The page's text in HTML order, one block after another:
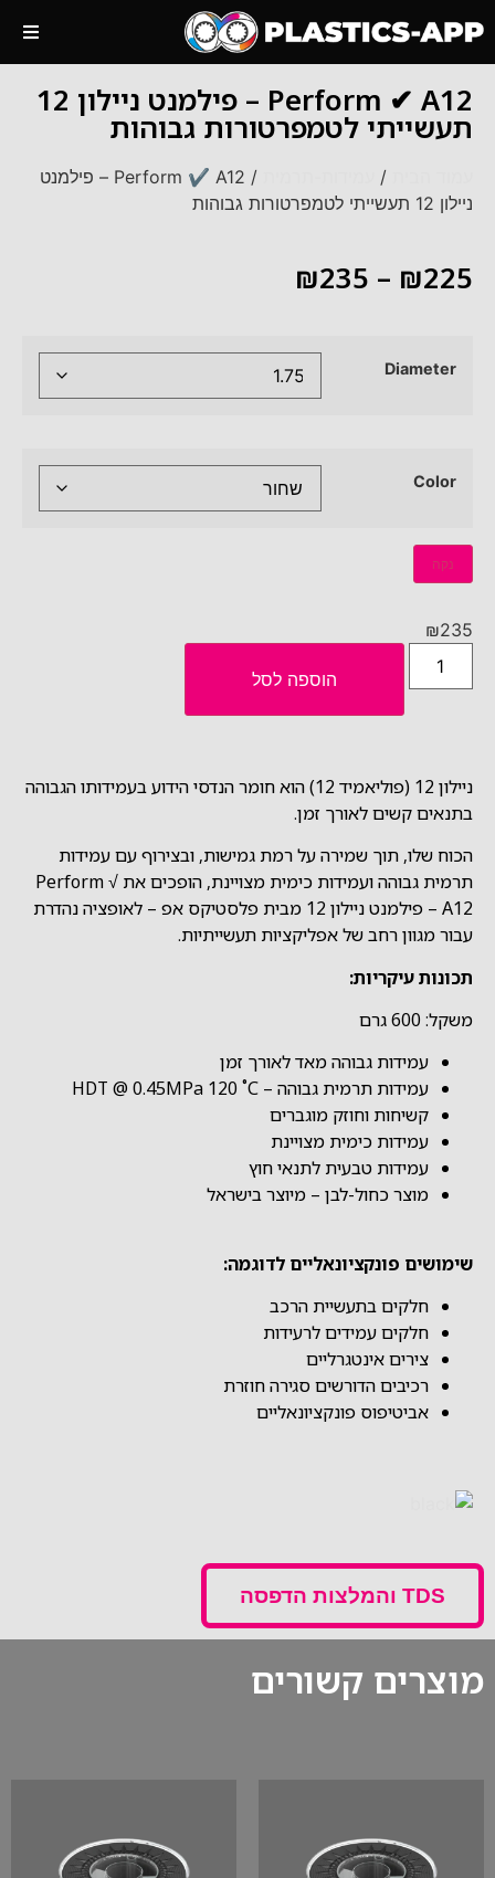
Perform ✔ A12 – פילמנט ניילון 12
תעשייתי לטמפרטורות גבוהות
/
/ Perform ✔ A12 – פילמנט
ניילון 12 תעשייתי לטמפרטורות גבוהות
₪225
–
₪235
Diameter
Color
נקה
₪235
הוספה לסל
ניילון 12 (פוליאמיד 12) הוא חומר הנדסי הידוע בעמידותו הגבוהה
בתנאים קשים לאורך זמן.
הכוח שלו, תוך שמירה על רמת גמישות, ובצירוף עם עמידות
תרמית גבוהה ועמידות כימית מצויינת, הופכים את Perform √
A12 – פילמנט ניילון 12 מבית פלסטיקס אפ – לאופציה נהדרת
עבור מגוון רחב של אפליקציות תעשייתיות.
תכונות עיקריות:
משקל: 600 גרם
עמידות גבוהה מאד לאורך זמן
עמידות תרמית גבוהה – HDT @ 0.45MPa 120 ˚C
קשיחות וחוזק מוגברים
עמידות כימית מצויינת
עמידות טבעית לתנאי חוץ
מוצר כחול-לבן – מיוצר בישראל
שימושים פונקציונאליים לדוגמה:
חלקים בתעשיית הרכב
חלקים עמידים לרעידות
צירים אינטגרליים
רכיבים הדורשים סגירה חוזרת
אביטיפוס פונקציונאליים
TDS והמלצות הדפסה
מוצרים קשורים